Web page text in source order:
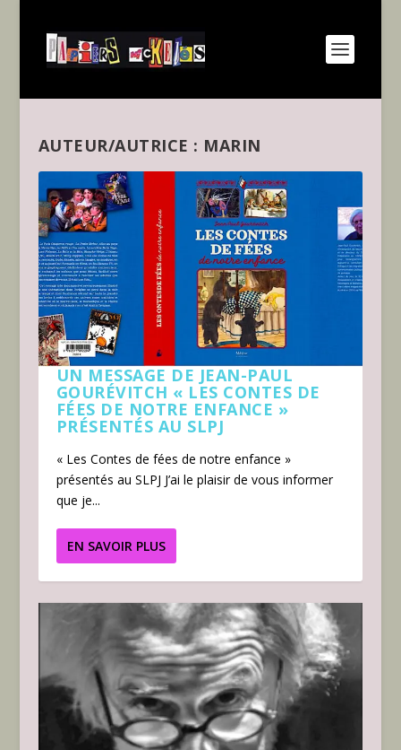
AUTEUR/AUTRICE : MARIN
UN MESSAGE DE JEAN-PAUL
GOURÉVITCH « LES CONTES DE
FÉES DE NOTRE ENFANCE »
PRÉSENTÉS AU SLPJ
« Les Contes de fées de notre enfance »
présentés au SLPJ J’ai le plaisir de vous informer
que je...
EN SAVOIR PLUS